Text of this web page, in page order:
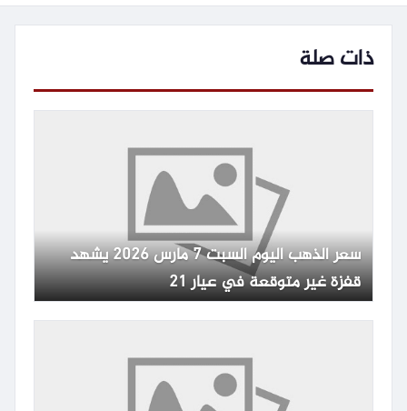
ذات صلة
سعر الذهب اليوم السبت 7 مارس 2026 يشهد
قفزة غير متوقعة في عيار 21